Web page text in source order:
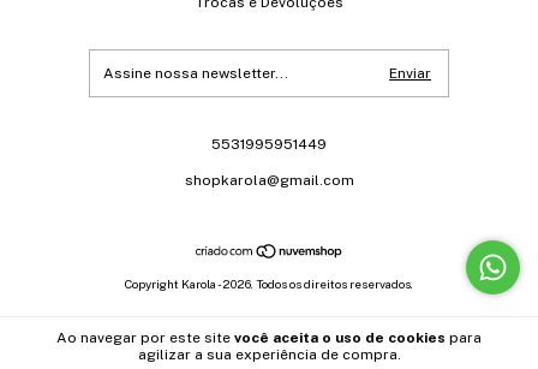
Ao navegar por este site você aceita o uso de cookies para
agilizar a sua experiência de compra.
5531995951449
shopkarola@gmail.com
Copyright Karola - 2026. Todos os direitos reservados.